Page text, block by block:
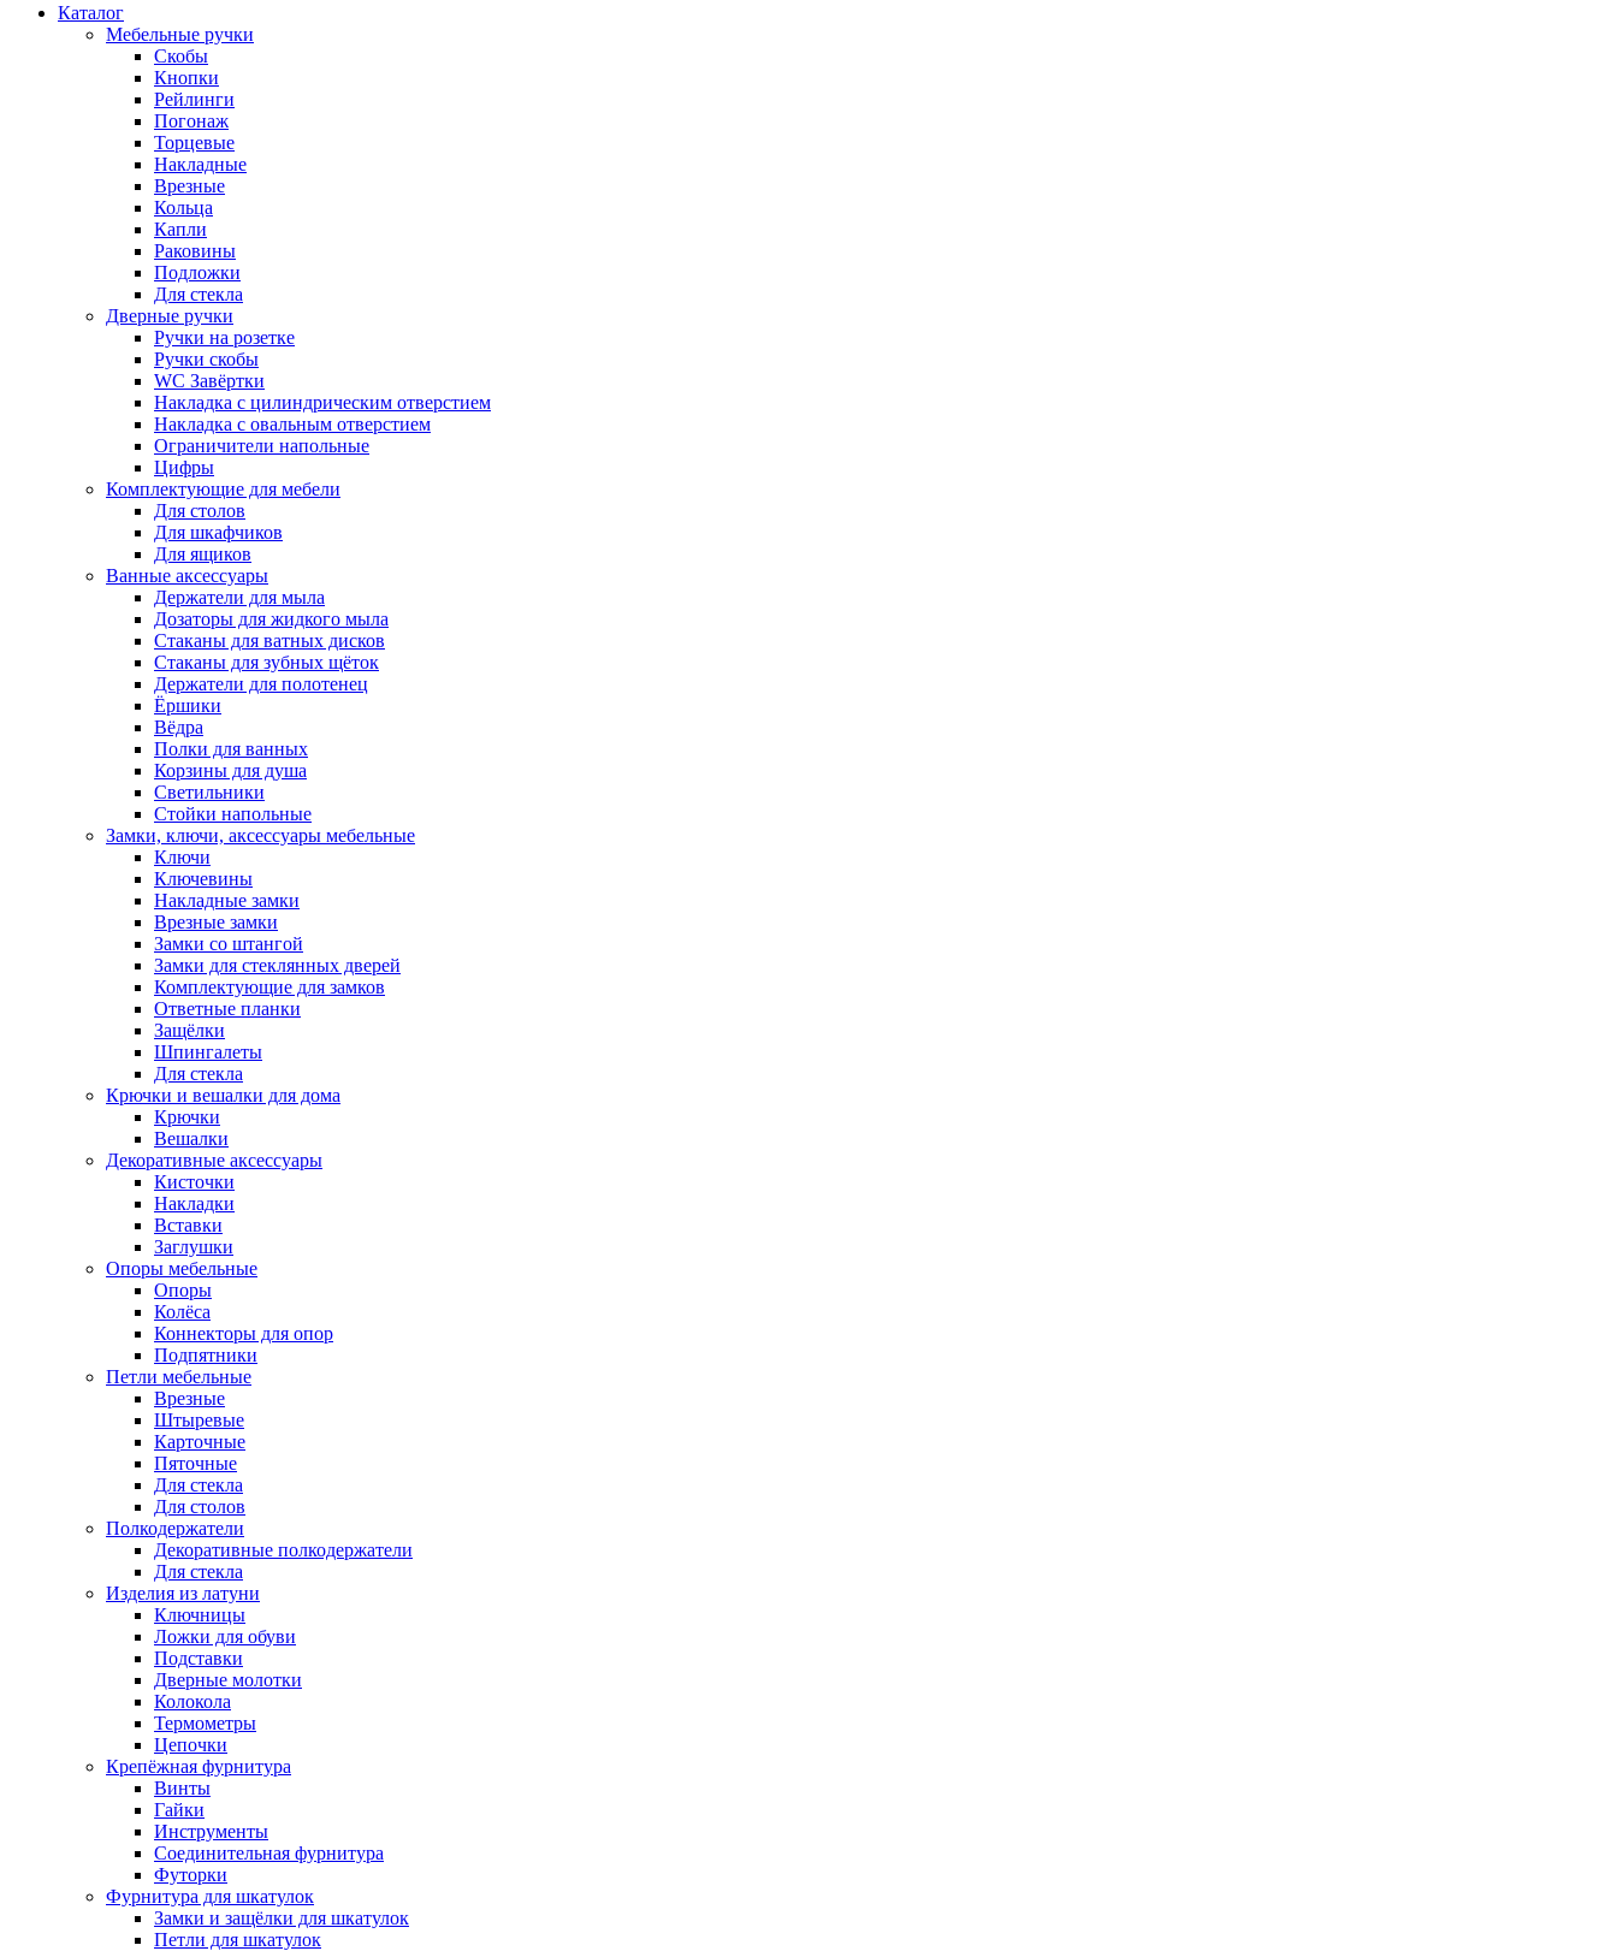
Каталог
Мебельные ручки
Скобы
Кнопки
Рейлинги
Погонаж
Торцевые
Накладные
Врезные
Кольца
Капли
Раковины
Подложки
Для стекла
Дверные ручки
Ручки на розетке
Ручки скобы
WC Завёртки
Накладка с цилиндрическим отверстием
Накладка с овальным отверстием
Ограничители напольные
Цифры
Комплектующие для мебели
Для столов
Для шкафчиков
Для ящиков
Ванные аксессуары
Держатели для мыла
Дозаторы для жидкого мыла
Стаканы для ватных дисков
Стаканы для зубных щёток
Держатели для полотенец
Ёршики
Вёдра
Полки для ванных
Корзины для душа
Светильники
Стойки напольные
Замки, ключи, аксессуары мебельные
Ключи
Ключевины
Накладные замки
Врезные замки
Замки со штангой
Замки для стеклянных дверей
Комплектующие для замков
Ответные планки
Защёлки
Шпингалеты
Для стекла
Крючки и вешалки для дома
Крючки
Вешалки
Декоративные аксессуары
Кисточки
Накладки
Вставки
Заглушки
Опоры мебельные
Опоры
Колёса
Коннекторы для опор
Подпятники
Петли мебельные
Врезные
Штыревые
Карточные
Пяточные
Для стекла
Для столов
Полкодержатели
Декоративные полкодержатели
Для стекла
Изделия из латуни
Ключницы
Ложки для обуви
Подставки
Дверные молотки
Колокола
Термометры
Цепочки
Крепёжная фурнитура
Винты
Гайки
Инструменты
Соединительная фурнитура
Футорки
Фурнитура для шкатулок
Замки и защёлки для шкатулок
Петли для шкатулок